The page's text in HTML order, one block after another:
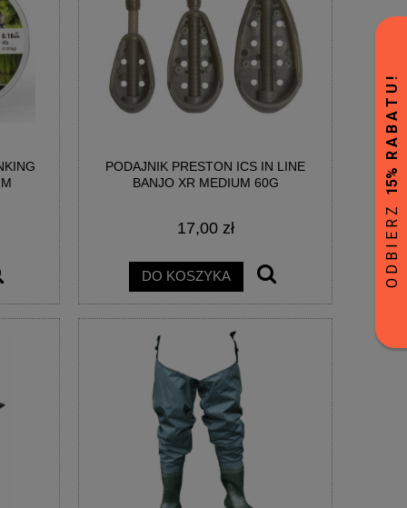
PODAJNIK PRESTON ICS IN LINE
BANJO XR MEDIUM 60G
17,00 zł
DO KOSZYKA